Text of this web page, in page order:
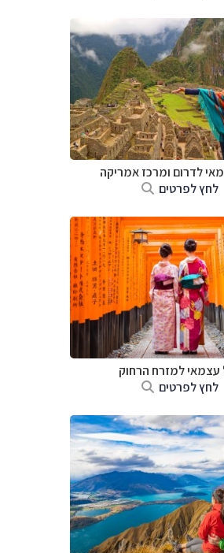
לדרום ומרכז אמריקה
לחץ לפרטים
עצמאי למזרח הרחוק
לחץ לפרטים